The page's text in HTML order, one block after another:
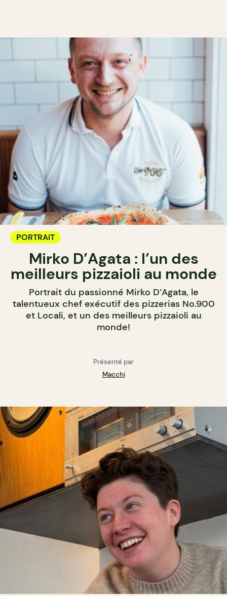
PORTRAIT
Mirko D’Agata : l’un des
meilleurs pizzaioli au monde
Portrait du passionné Mirko D’Agata, le
talentueux chef exécutif des pizzerias No.900
et Locali, et un des meilleurs pizzaioli au
monde!
Présenté par
Macchi